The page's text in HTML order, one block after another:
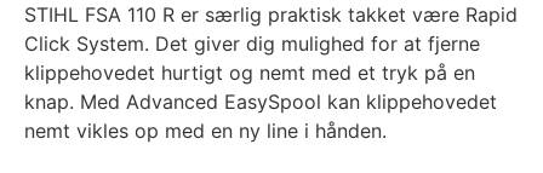
STIHL FSA 110 R er særlig praktisk takket være Rapid
Click System. Det giver dig mulighed for at fjerne
klippehovedet hurtigt og nemt med et tryk på en
knap. Med Advanced EasySpool kan klippehovedet
nemt vikles op med en ny line i hånden.